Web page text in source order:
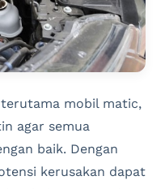
mobil matic,
agar semua
baik. Dengan
kerusakan dapat